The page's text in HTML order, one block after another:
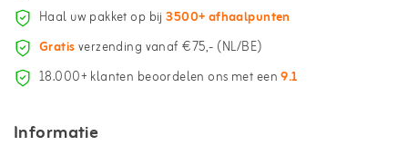
Haal uw pakket op bij3500+ afhaalpunten
Gratisverzending vanaf €75,- (NL/BE)
18.000+ klanten beoordelen ons met een9.1
Informatie